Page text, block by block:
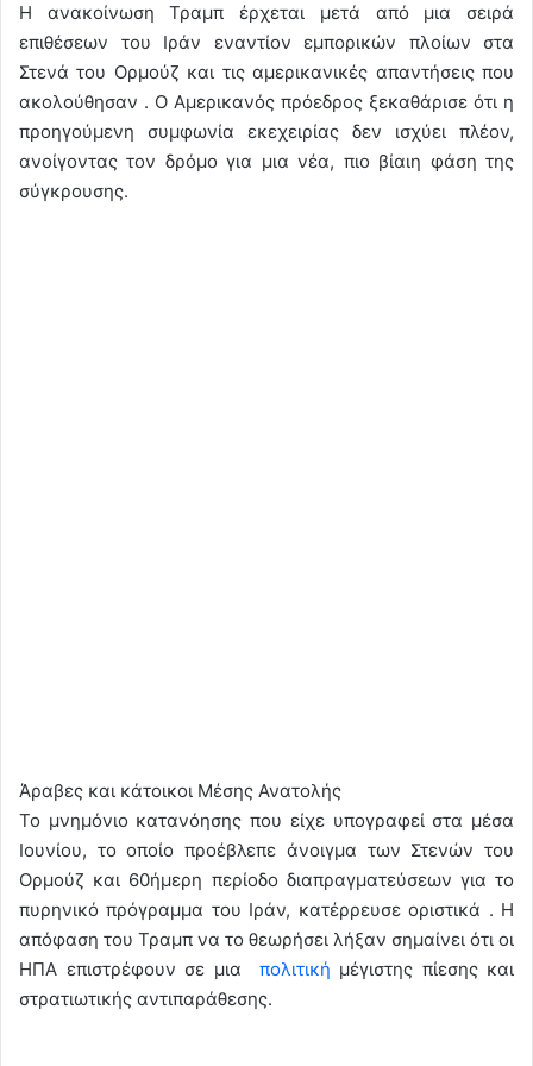
Η ανακοίνωση Τραμπ έρχεται μετά από μια σειρά
επιθέσεων του Ιράν εναντίον εμπορικών πλοίων στα
Στενά του Ορμούζ και τις αμερικανικές απαντήσεις που
ακολούθησαν . Ο Αμερικανός πρόεδρος ξεκαθάρισε ότι η
προηγούμενη συμφωνία εκεχειρίας δεν ισχύει πλέον,
ανοίγοντας τον δρόμο για μια νέα, πιο βίαιη φάση της
σύγκρουσης.
Άραβες και κάτοικοι Μέσης Ανατολής
Το μνημόνιο κατανόησης που είχε υπογραφεί στα μέσα
Ιουνίου, το οποίο προέβλεπε άνοιγμα των Στενών του
Ορμούζ και 60ήμερη περίοδο διαπραγματεύσεων για το
πυρηνικό πρόγραμμα του Ιράν, κατέρρευσε οριστικά . Η
απόφαση του Τραμπ να το θεωρήσει λήξαν σημαίνει ότι οι
ΗΠΑ επιστρέφουν σε μια
πολιτική μέγιστης πίεσης και
στρατιωτικής αντιπαράθεσης.